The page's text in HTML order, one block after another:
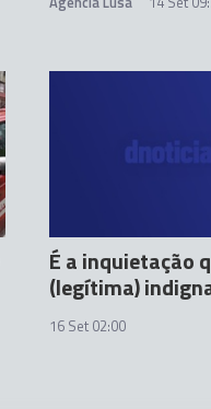
É a inquietação
(legítima)
16 Set 02:00